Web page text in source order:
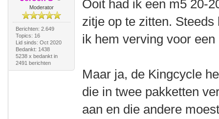
Moderator
Berichten: 2.649
Topics: 16
Lid sinds: Oct 2020
Bedankt: 1438
5238 x bedankt in
2491 berichten
Ooit had ik een m5 20-
zitje op te zitten.
ik hem verving voor
Maar ja, de Kingcycle
die in twee pakketten
aan en die andere